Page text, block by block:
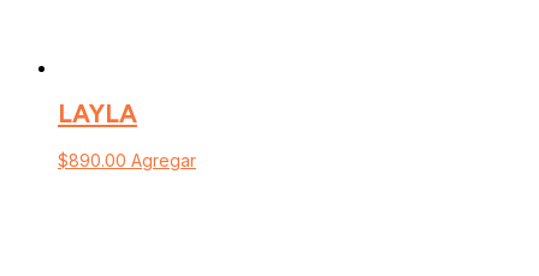
LAYLA
$890.00 Agregar